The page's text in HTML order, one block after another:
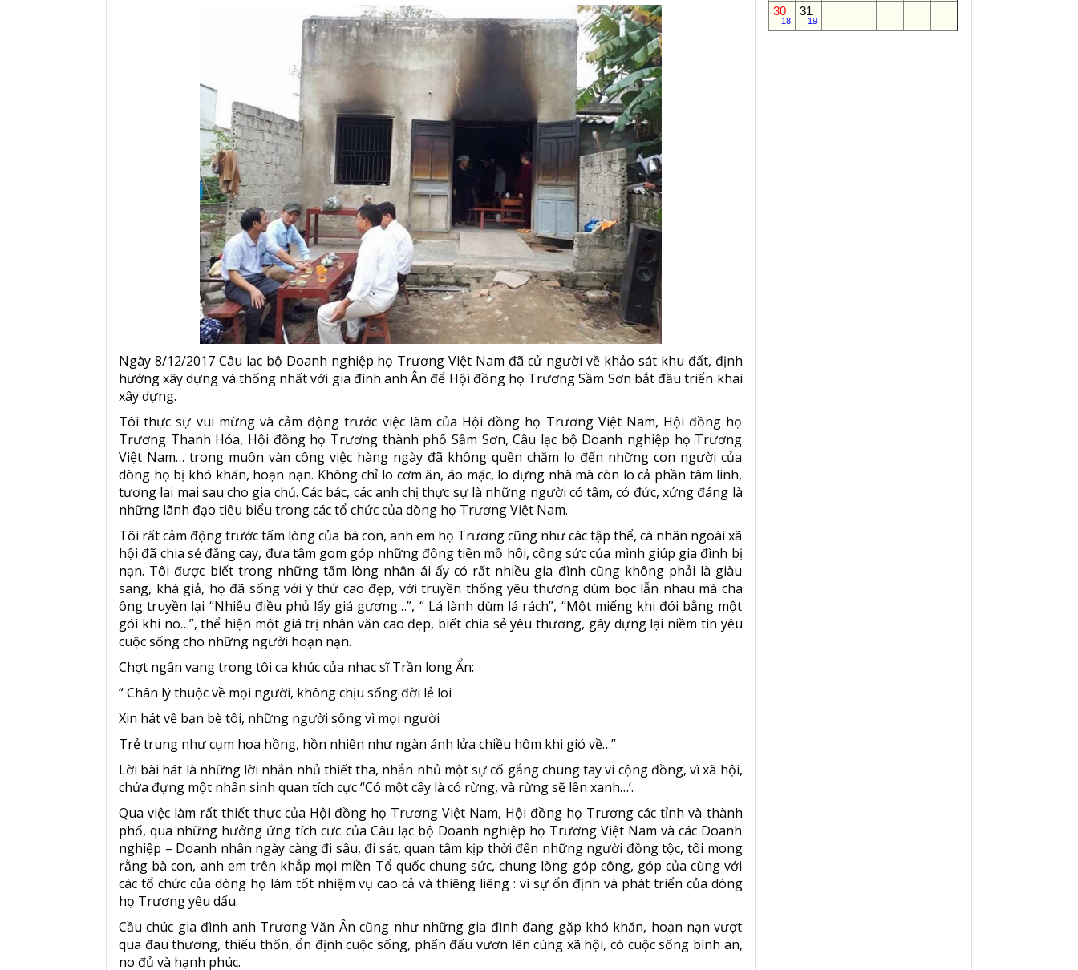
Ngày 8/12/2017 Câu lạc bộ Doanh nghiệp họ Trương Việt Nam đã cử người về khảo sát khu đất, định
hướng xây dựng và thống nhất với gia đình anh Ân để Hội đồng họ Trương Sầm Sơn bắt đầu triển khai
xây dựng.
Tôi thực sự vui mừng và cảm động trước việc làm của Hội đồng họ Trương Việt Nam, Hội đồng họ
Trương Thanh Hóa, Hội đồng họ Trương thành phố Sầm Sơn, Câu lạc bộ Doanh nghiệp họ Trương
Việt Nam… trong muôn vàn công việc hàng ngày đã không quên chăm lo đến những con người của
dòng họ bị khó khăn, hoạn nạn. Không chỉ lo cơm ăn, áo mặc, lo dựng nhà mà còn lo cả phần tâm linh,
tương lai mai sau cho gia chủ. Các bác, các anh chị thực sự là những người có tâm, có đức, xứng đáng là
những lãnh đạo tiêu biểu trong các tổ chức của dòng họ Trương Việt Nam.
Tôi rất cảm động trước tấm lòng của bà con, anh em họ Trương cũng như các tập thể, cá nhân ngoài xã
hội đã chia sẻ đắng cay, đưa tâm gom góp những đồng tiền mồ hôi, công sức của mình giúp gia đình bị
nạn. Tôi được biết trong những tấm lòng nhân ái ấy có rất nhiều gia đình cũng không phải là giàu
sang, khá giả, họ đã sống với ý thứ cao đẹp, với truyền thống yêu thương dùm bọc lẫn nhau mà cha
ông truyền lại “Nhiễu điều phủ lấy giá gương…”, “ Lá lành dùm lá rách”, “Một miếng khi đói bằng một
gói khi no…”, thể hiện một giá trị nhân văn cao đẹp, biết chia sẻ yêu thương, gây dựng lại niềm tin yêu
cuộc sống cho những người hoạn nạn.
Chợt ngân vang trong tôi ca khúc của nhạc sĩ Trần long Ẩn:
“ Chân lý thuộc về mọi người, không chịu sống đời lẻ loi
Xin hát về bạn bè tôi, những người sống vì mọi người
Trẻ trung như cụm hoa hồng, hồn nhiên như ngàn ánh lửa chiều hôm khi gió về…”
Lời bài hát là những lời nhắn nhủ thiết tha, nhắn nhủ một sự cố gắng chung tay vi cộng đồng, vì xã hội,
chứa đựng một nhân sinh quan tích cực “Có một cây là có rừng, và rừng sẽ lên xanh…’.
Qua việc làm rất thiết thực của Hội đồng họ Trương Việt Nam, Hội đồng họ Trương các tỉnh và thành
phố, qua những hưởng ứng tích cực của Câu lạc bộ Doanh nghiệp họ Trương Việt Nam và các Doanh
nghiệp – Doanh nhân ngày càng đi sâu, đi sát, quan tâm kịp thời đến những người đồng tộc, tôi mong
rằng bà con, anh em trên khắp mọi miền Tổ quốc chung sức, chung lòng góp công, góp của cùng với
các tổ chức của dòng họ làm tốt nhiệm vụ cao cả và thiêng liêng : vì sự ổn định và phát triển của dòng
họ Trương yêu dấu.
Cầu chúc gia đình anh Trương Văn Ân cũng như những gia đình đang gặp khó khăn, hoạn nạn vượt
qua đau thương, thiếu thốn, ổn định cuộc sống, phấn đấu vươn lên cùng xã hội, có cuộc sống bình an,
no đủ và hạnh phúc.
30
18
31
19